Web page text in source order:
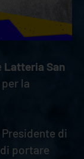
Latteria San
la
Presidente di
portare